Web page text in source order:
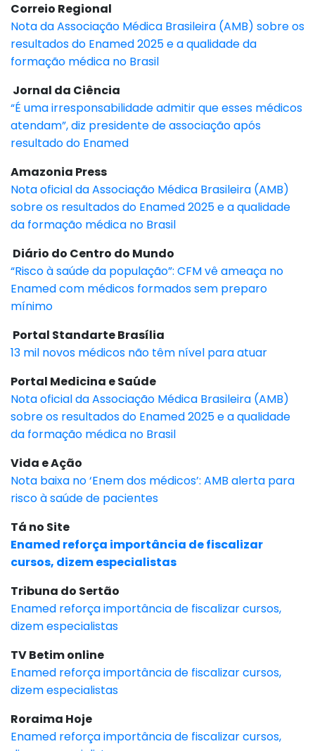
Correio Regional
Nota da Associação Médica Brasileira (AMB) sobre os
resultados do Enamed 2025 e a qualidade da
formação médica no Brasil
Jornal da Ciência
“É uma irresponsabilidade admitir que esses médicos
atendam”, diz presidente de associação após
resultado do Enamed
Amazonia Press
Nota oficial da Associação Médica Brasileira (AMB)
sobre os resultados do Enamed 2025 e a qualidade
da formação médica no Brasil
Diário do Centro do Mundo
“Risco à saúde da população”: CFM vê ameaça no
Enamed com médicos formados sem preparo
mínimo
Portal Standarte Brasília
13 mil novos médicos não têm nível para atuar
Portal Medicina e Saúde
Nota oficial da Associação Médica Brasileira (AMB)
sobre os resultados do Enamed 2025 e a qualidade
da formação médica no Brasil
Vida e Ação
Nota baixa no ‘Enem dos médicos’: AMB alerta para
risco à saúde de pacientes
Tá no Site
Enamed reforça importância de fiscalizar
cursos, dizem especialistas
Tribuna do Sertão
Enamed reforça importância de fiscalizar cursos,
dizem especialistas
TV Betim online
Enamed reforça importância de fiscalizar cursos,
dizem especialistas
Roraima Hoje
Enamed reforça importância de fiscalizar cursos,